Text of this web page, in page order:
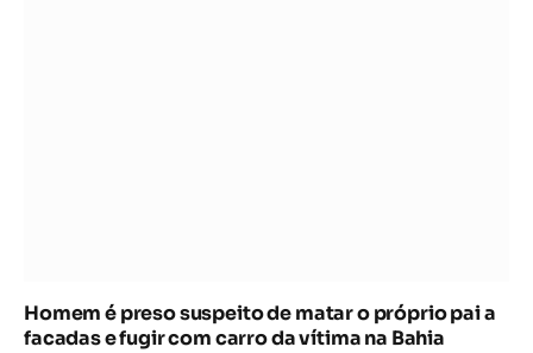
Homem é preso suspeito de matar o próprio pai a
facadas e fugir com carro da vítima na Bahia